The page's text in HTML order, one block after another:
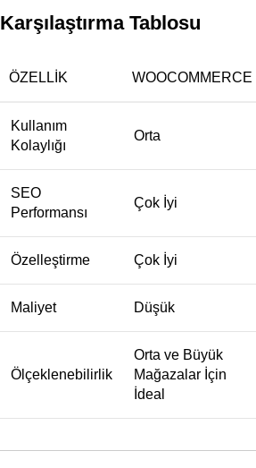
Karşılaştırma Tablosu
ÖZELLIK WOOCOMMERCE
Kullanım
Kolaylığı
Orta
SEO
Performansı
Çok İyi
Özelleştirme Çok İyi
Maliyet Düşük
Ölçeklenebilirlik
Orta ve Büyük
Mağazalar İçin
İdeal